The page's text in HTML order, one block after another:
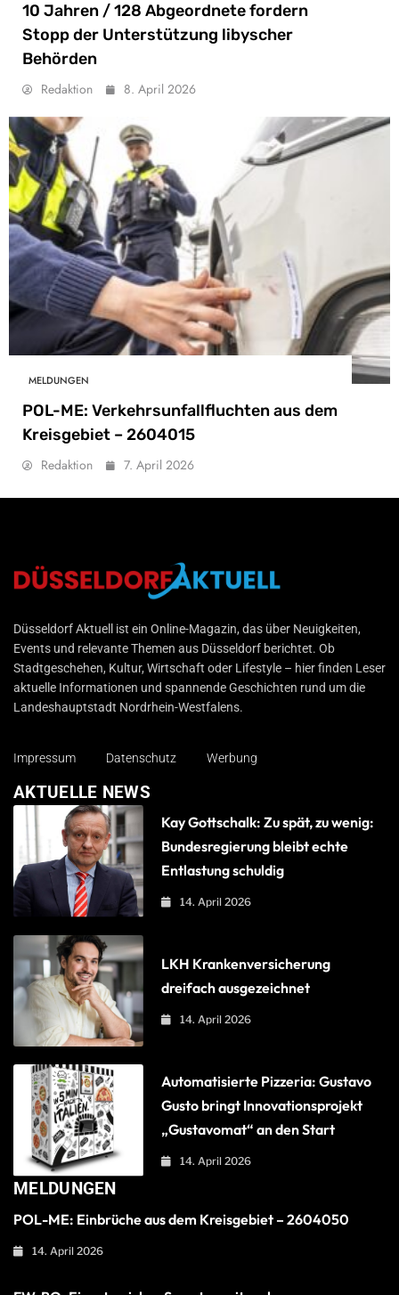
10 Jahren / 128 Abgeordnete fordern
Stopp der Unterstützung libyscher
Behörden
Redaktion 8. April 2026
MELDUNGEN
POL-ME: Verkehrsunfallfluchten aus dem
Kreisgebiet – 2604015
Redaktion 7. April 2026
Düsseldorf Aktuell
Düsseldorf Aktuell ist ein Online-Magazin, das über Neuigkeiten,
Events und relevante Themen aus Düsseldorf berichtet. Ob
Stadtgeschehen, Kultur, Wirtschaft oder Lifestyle – hier finden Leser
aktuelle Informationen und spannende Geschichten rund um die
Landeshauptstadt Nordrhein-Westfalens.
Impressum Datenschutz Werbung
AKTUELLE NEWS
Kay Gottschalk: Zu spät, zu wenig:
Bundesregierung bleibt echte
Entlastung schuldig
14. April 2026
LKH Krankenversicherung
dreifach ausgezeichnet
14. April 2026
Automatisierte Pizzeria: Gustavo
Gusto bringt Innovationsprojekt
„Gustavomat“ an den Start
14. April 2026
MELDUNGEN
POL-ME: Einbrüche aus dem Kreisgebiet – 2604050
14. April 2026